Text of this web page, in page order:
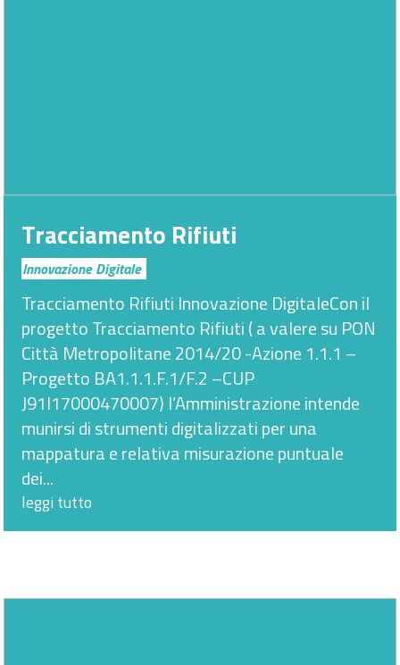
Tracciamento Rifiuti
Innovazione Digitale
Tracciamento Rifiuti Innovazione DigitaleCon il
progetto Tracciamento Rifiuti ( a valere su PON
Città Metropolitane 2014/20 -Azione 1.1.1 –
Progetto BA1.1.1.F.1/F.2 –CUP
J91I17000470007) l’Amministrazione intende
munirsi di strumenti digitalizzati per una
mappatura e relativa misurazione puntuale
dei...
leggi tutto